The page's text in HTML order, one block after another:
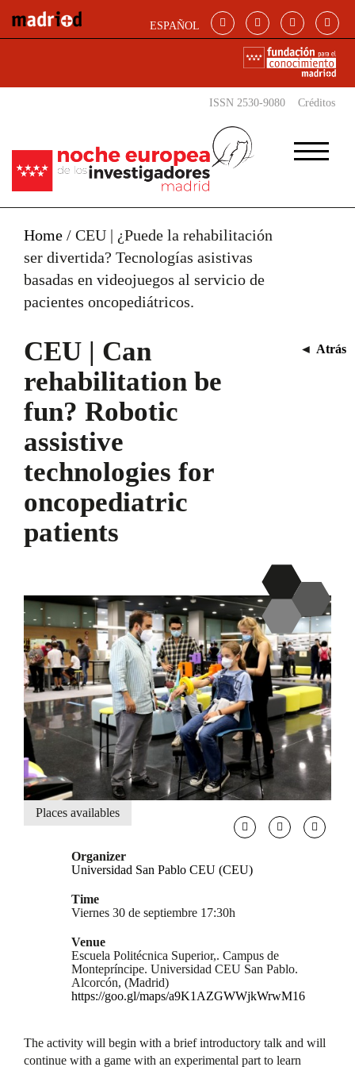
ESPAÑOL
ISSN 2530-9080 Créditos
Home / CEU | ¿Puede la rehabilitación
ser divertida? Tecnologías asistivas
basadas en videojuegos al servicio de
pacientes oncopediátricos.
CEU | Can
rehabilitation be
fun? Robotic
assistive
technologies for
oncopediatric
patients
◄ Atrás
Places availables
Organizer
Universidad San Pablo CEU (CEU)
Time
Viernes 30 de septiembre 17:30h
Venue
Escuela Politécnica Superior,. Campus de
Montepríncipe. Universidad CEU San Pablo.
Alcorcón, (Madrid)
https://goo.gl/maps/a9K1AZGWWjkWrwM16
The activity will begin with a brief introductory talk and will
continue with a game with an experimental part to learn